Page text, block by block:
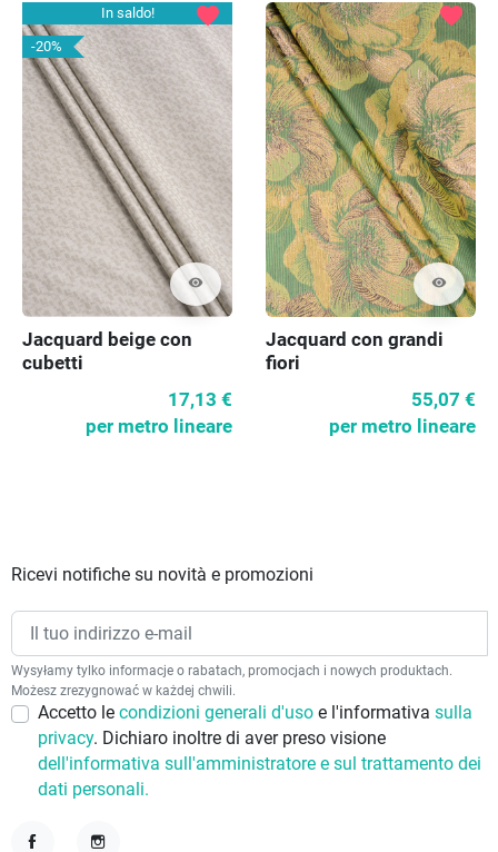
In saldo!
-20%
visibility
favorite
Jacquard beige con
cubetti
17,13 €
per metro lineare
visibility
favorite
Jacquard con grandi
fiori
55,07 €
per metro lineare
Ricevi notifiche su novità e promozioni
Wysyłamy tylko informacje o rabatach, promocjach i nowych produktach.
Możesz zrezygnować w każdej chwili.
Accetto le condizioni generali d'uso e l'informativa sulla
privacy. Dichiaro inoltre di aver preso visione
dell'informativa sull'amministratore e sul trattamento dei
dati personali.